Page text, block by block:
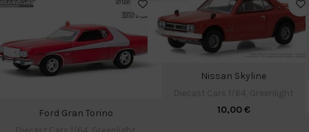
Ford Gran Torino
Nissan Skyline
10,00€